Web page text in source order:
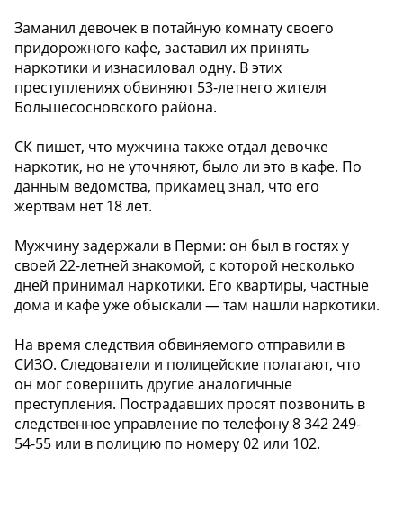
️Заманил девочек в потайную комнату своего
придорожного кафе, заставил их принять
наркотики и изнасиловал одну. В этих
преступлениях обвиняют 53-летнего жителя
Большесосновского района.
СК пишет, что мужчина также отдал девочке
наркотик, но не уточняют, было ли это в кафе. По
данным ведомства, прикамец знал, что его
жертвам нет 18 лет.
Мужчину задержали в Перми: он был в гостях у
своей 22-летней знакомой, с которой несколько
дней принимал наркотики. Его квартиры, частные
дома и кафе уже обыскали — там нашли наркотики.
На время следствия обвиняемого отправили в
СИЗО. Следователи и полицейские полагают, что
он мог совершить другие аналогичные
преступления. Пострадавших просят позвонить в
следственное управление по телефону 8 342 249-
54-55 или в полицию по номеру 02 или 102.